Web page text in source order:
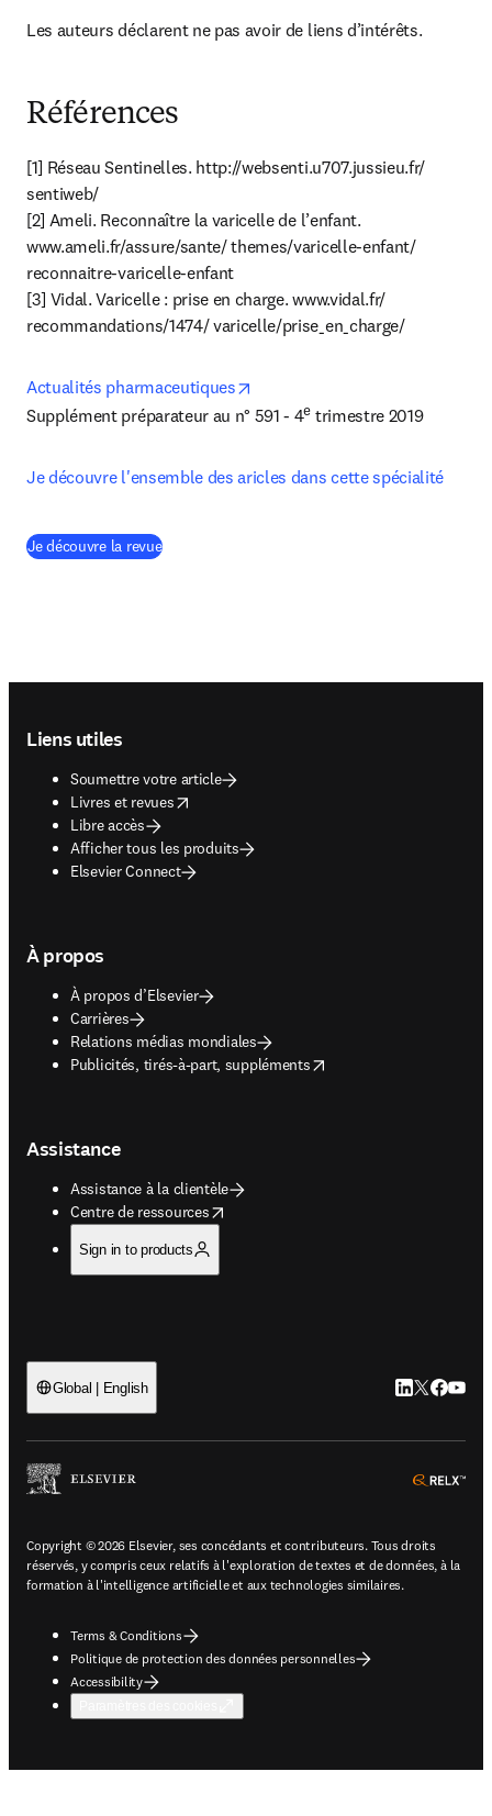
Les auteurs déclarent ne pas avoir de liens d’intérêts.
Références
[1] Réseau Sentinelles. http://websenti.u707.jussieu.fr/
sentiweb/
[2] Ameli. Reconnaître la varicelle de l’enfant.
www.ameli.fr/assure/sante/ themes/varicelle-enfant/
reconnaitre-varicelle-enfant
[3] Vidal. Varicelle : prise en charge. www.vidal.fr/
recommandations/1474/ varicelle/prise_en_charge/
Actualités pharmaceutiques
Supplément préparateur au n° 591 - 4e trimestre 2019
Je découvre l'ensemble des aricles dans cette spécialité
Je découvre la revue(
Liens utiles
Soumettre votre article
Livres et revues
opens in new tab/window
Libre accès
Afficher tous les produits
Elsevier Connect
À propos
À propos d’Elsevier
Carrières
Relations médias mondiales
Publicités, tirés-à-part, suppléments
opens in new tab/window
Assistance
Assistance à la clientèle
Centre de ressources
opens in new tab/window
Sign in to products
Global | English LinkedIn
Twitter
Copyright © 2026 Elsevier, ses concédants et contributeurs. Tous droits
réservés, y compris ceux relatifs à l'exploration de textes et de données, à la
formation à l'intelligence artificielle et aux technologies similaires.
Terms & Conditions
Politique de protection des données personnelles
Accessibility